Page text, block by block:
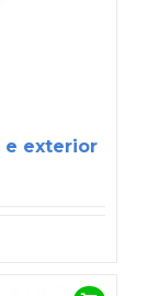
e exterior